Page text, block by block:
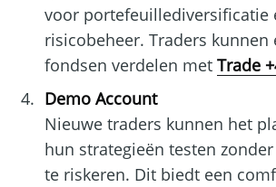
voor portefeuillediversificatie
risicobeheer. Traders kunnen
fondsen verdelen met Trade
Demo Account
Nieuwe traders kunnen het
hun strategieën testen
te riskeren. Dit biedt een